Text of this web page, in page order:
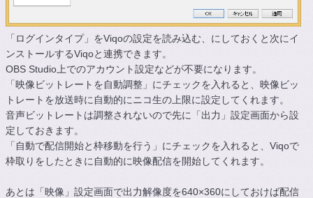
「ログインタイプ」をViqoの設定を読み込む、にしておくと次にイ
ンストールするViqoと連携できます。
OBS Studio上でのアカウント設定などが不要になります。
「映像ビットレートを自動調整」にチェックを入れると、映像ビッ
トレートを放送時に自動的にニコ生の上限に設定してくれます。
音声ビットレートは調整されないので先に「出力」設定画面から設
定しておきます。
「自動で配信開始と枠移動を行う」にチェックを入れると、Viqoで
枠取りをしたときに自動的に映像配信を開始してくれます。
あとは「映像」設定画面で出力解像度を640×360にしておけば配信